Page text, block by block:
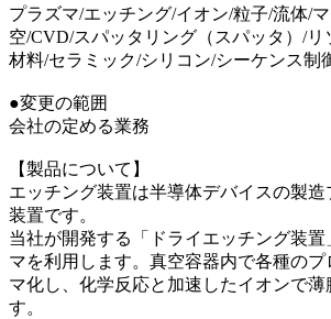
プラズマ/エッチング/イオン/粒子/流体/
空/CVD/スパッタリング（スパッタ）/リ
材料/セラミック/シリコン/シーケンス制
●変更の範囲
会社の定める業務
【製品について】
エッチング装置は半導体デバイスの製造
装置です。
当社が開発する「ドライエッチング装
マを利用します。真空容器内で各種の
マ化し、化学反応と加速したイオンで薄
す。